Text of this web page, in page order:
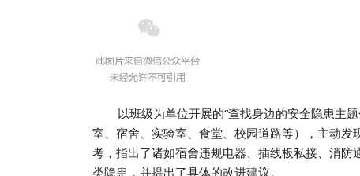
以班级为单位开展的“查找身边的安全隐患主
室、宿舍、实验室、食堂、校园道路等），主动
考，指出了诸如宿舍违规电器、插线板私接、消
类隐患，并提出了具体的改进建议。